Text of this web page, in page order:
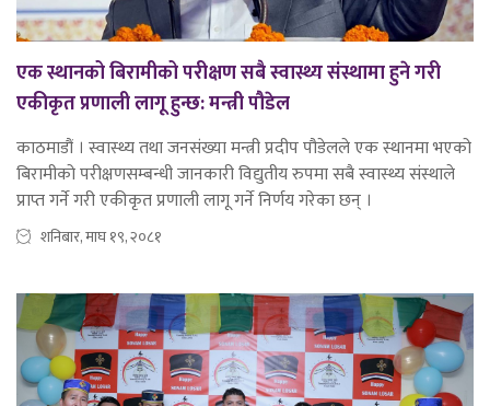
एक स्थानको बिरामीको परीक्षण सबै स्वास्थ्य संस्थामा हुने गरी
एकीकृत प्रणाली लागू हुन्छ: मन्त्री पौडेल
काठमाडौं । स्वास्थ्य तथा जनसंख्या मन्त्री प्रदीप पौडेलले एक स्थानमा भएको
बिरामीको परीक्षणसम्बन्धी जानकारी विद्युतीय रुपमा सबै स्वास्थ्य संस्थाले
प्राप्त गर्ने गरी एकीकृत प्रणाली लागू गर्ने निर्णय गरेका छन् ।
शनिबार, माघ १९, २०८१